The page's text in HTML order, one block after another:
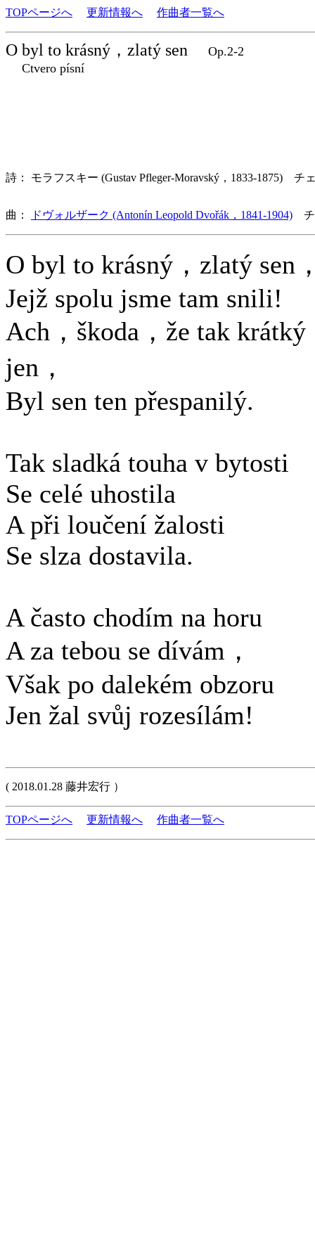
TOPページへ 更新情報へ 作曲者一覧へ
O byl to krásný，zlatý sen
Op.2-2
Ctvero písní
詩： モラフスキー (Gustav Pfleger-Moravský，1833-1875) チ
曲： ドヴォルザーク (Antonín Leopold Dvořák，1841-1904) チ
O byl to krásný，zlatý sen
Jejž spolu jsme tam snili!
Ach，škoda，že tak krátký
jen，
Byl sen ten přespanilý.
Tak sladká touha v bytosti
Se celé uhostila
A při loučení žalosti
Se slza dostavila.
A často chodím na horu
A za tebou se dívám，
Však po dalekém obzoru
Jen žal svůj rozesílám!
( 2018.01.28 藤井宏行 ）
TOPページへ 更新情報へ 作曲者一覧へ